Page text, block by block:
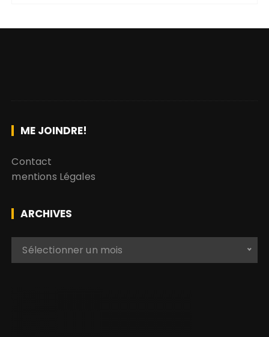
ME JOINDRE!
Contact
mentions Légales
ARCHIVES
Sélectionner un mois